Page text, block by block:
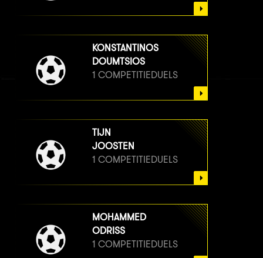
KONSTANTINOS
DOUMTSIOS
1 COMPETITIEDUELS
TIJN
JOOSTEN
1 COMPETITIEDUELS
MOHAMMED
ODRISS
1 COMPETITIEDUELS